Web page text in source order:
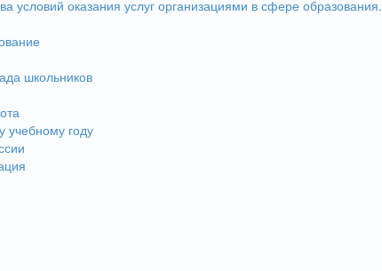
условий оказания услуг организациями в сфере образования.
школьников
учебному году